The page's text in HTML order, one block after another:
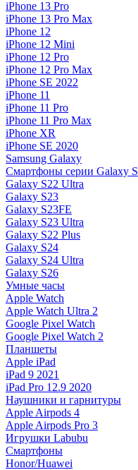
iPhone 13 Pro
iPhone 13 Pro Max
iPhone 12
iPhone 12 Mini
iPhone 12 Pro
iPhone 12 Pro Max
iPhone SE 2022
iPhone 11
iPhone 11 Pro
iPhone 11 Pro Max
iPhone XR
iPhone SE 2020
Samsung Galaxy
Смартфоны серии Galaxy S
Galaxy S22 Ultra
Galaxy S23
Galaxy S23FE
Galaxy S23 Ultra
Galaxy S22 Plus
Galaxy S24
Galaxy S24 Ultra
Galaxy S26
Умные часы
Apple Watch
Apple Watch Ultra 2
Google Pixel Watch
Google Pixel Watch 2
Планшеты
Apple iPad
iPad 9 2021
iPad Pro 12.9 2020
Наушники и гарнитуры
Apple Airpods 4
Apple Airpods Pro 3
Игрушки Labubu
Смартфоны
Honor/Huawei